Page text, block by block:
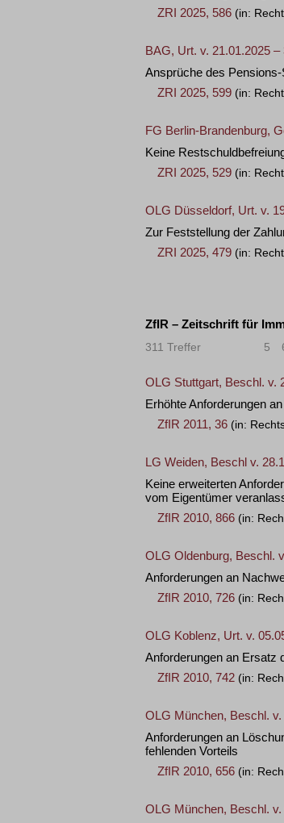
ZRI 2025, 586 (in:
BAG, Urt. v. 21.01.2025 –
Ansprüche des
ZRI 2025, 599 (in:
FG Berlin-Brandenburg,
Keine
ZRI 2025, 529 (in:
OLG Düsseldorf, Urt. v.
Zur Feststellung der
ZRI 2025, 479 (in:
ZfIR – Zeitschrift für
311 Treffer 5
OLG Stuttgart, Beschl. v.
Erhöhte Anforderungen
ZfIR 2011, 36 (in:
LG Weiden, Beschl v.
Keine erweiterten
vom Eigentümer
ZfIR 2010, 866 (in:
OLG Oldenburg, Beschl.
Anforderungen an
ZfIR 2010, 726 (in:
OLG Koblenz, Urt. v.
Anforderungen an Ersatz
ZfIR 2010, 742 (in:
OLG München, Beschl.
Anforderungen an
fehlenden Vorteils
ZfIR 2010, 656 (in:
OLG München, Beschl.